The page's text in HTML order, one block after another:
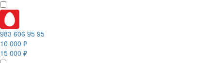
983 606 95 95
10 000 ₽
15 000 ₽